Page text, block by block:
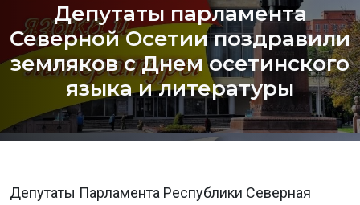
Депутаты парламента
Северной Осетии поздравили
земляков с Днем осетинского
языка и литературы
Депутаты Парламента Республики Северная